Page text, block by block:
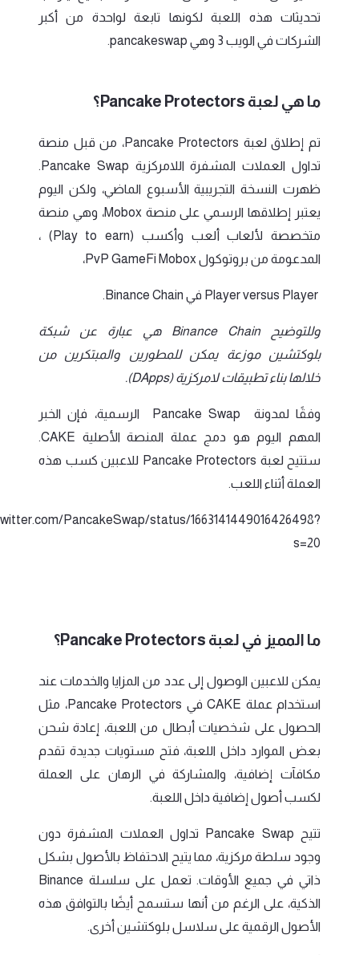
تحديثات هذه اللعبة لكونها تابعة لواحدة من أكبر
الشركات في الويب 3 وهي pancakeswap.
ما هي لعبة Pancake Protectors؟
تم إطلاق لعبة Pancake Protectors، من قبل منصة
تداول العملات المشفرة اللامركزية Pancake Swap.
ظهرت النسخة التجريبية الأسبوع الماضي، ولكن اليوم
يعتبر إطلاقها الرسمي على منصة Mobox، وهي منصة
متخصصة لألعاب ألعب وأكسب (Play to earn) ،
المدعومة من بروتوكول PvP GameFi Mobox،
وللتوضيح Binance Chain هي عبارة عن شبكة
بلوكتشين موزعة يمكن للمطورين والمبتكرين من
خلالها بناء تطبيقات لامركزية (DApps).
وفقًا لمدونة Pancake Swap الرسمية، فإن الخبر
المهم اليوم هو دمج عملة المنصة الأصلية CAKE.
ستتيح لعبة Pancake Protectors للاعبين كسب هذه
العملة أثناء اللعب.
PancakeSwap/status/1663141449016426498?
s=20
ما المميز في لعبة Pancake Protectors؟
يمكن للاعبين الوصول إلى عدد من المزايا والخدمات عند
استخدام عملة CAKE في Pancake Protectors، مثل
الحصول على شخصيات أبطال من اللعبة، إعادة شحن
بعض الموارد داخل اللعبة، فتح مستويات جديدة تقدم
مكافآت إضافية، والمشاركة في الرهان على العملة
لكسب أصول إضافية داخل اللعبة.
تتيح Pancake Swap تداول العملات المشفرة دون
وجود سلطة مركزية، مما يتيح الاحتفاظ بالأصول بشكل
ذاتي في جميع الأوقات. تعمل على سلسلة Binance
الذكية، على الرغم من أنها ستسمح أيضًا بالتوافق هذه
الأصول الرقمية على سلاسل بلوكتشين أخرى.